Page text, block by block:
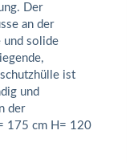
Der
an der
und solide
ist
und
der
175 cm H= 120